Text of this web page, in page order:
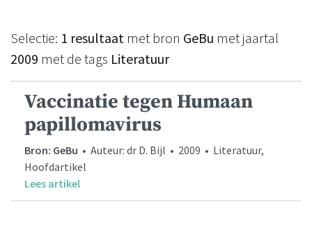
Selectie: 1 resultaat met bron GeBu met jaartal
2009 met de tags Literatuur
Vaccinatie tegen Humaan
papillomavirus
Bron: GeBu • Auteur: dr D. Bijl • 2009 • Literatuur,
Hoofdartikel
Lees artikel